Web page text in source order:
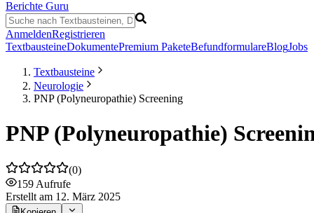
Berichte Guru
AnmeldenRegistrieren
TextbausteineDokumentePremium PaketeBefundformulareBlogJobs
Textbausteine
Neurologie
PNP (Polyneuropathie) Screening
PNP (Polyneuropathie)
(0)
159 Aufrufe
Erstellt am 12. März 2025